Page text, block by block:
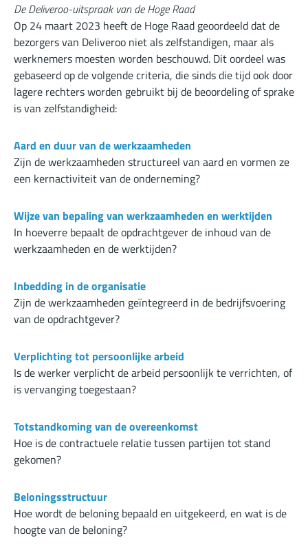
De Deliveroo-uitspraak van de Hoge Raad
Op 24 maart 2023 heeft de Hoge Raad geoordeeld dat de
bezorgers van Deliveroo niet als zelfstandigen, maar als
werknemers moesten worden beschouwd. Dit oordeel was
gebaseerd op de volgende criteria, die sinds die tijd ook door
lagere rechters worden gebruikt bij de beoordeling of sprake
is van zelfstandigheid:
Aard en duur van de werkzaamheden
Zijn de werkzaamheden structureel van aard en vormen ze
een kernactiviteit van de onderneming?
Wijze van bepaling van werkzaamheden en werktijden
In hoeverre bepaalt de opdrachtgever de inhoud van de
werkzaamheden en de werktijden?
Inbedding in de organisatie
Zijn de werkzaamheden geïntegreerd in de bedrijfsvoering
van de opdrachtgever?
Verplichting tot persoonlijke arbeid
Is de werker verplicht de arbeid persoonlijk te verrichten, of
is vervanging toegestaan?
Totstandkoming van de overeenkomst
Hoe is de contractuele relatie tussen partijen tot stand
gekomen?
Beloningsstructuur
Hoe wordt de beloning bepaald en uitgekeerd, en wat is de
hoogte van de beloning?